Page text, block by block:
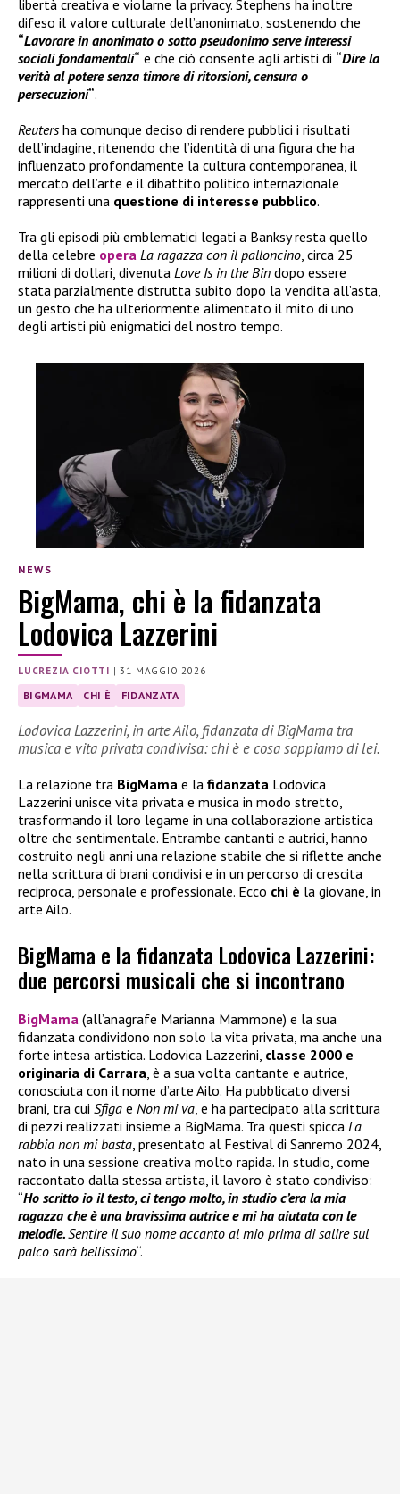
libertà creativa e violarne la privacy. Stephens ha inoltre
difeso il valore culturale dell’anonimato, sostenendo che
“Lavorare in anonimato o sotto pseudonimo serve interessi
sociali fondamentali“ e che ciò consente agli artisti di “Dire la
verità al potere senza timore di ritorsioni, censura o
persecuzioni“.
Reutersha comunque deciso di rendere pubblici i risultati
dell’indagine, ritenendo che l’identità di una figura che ha
influenzato profondamente la cultura contemporanea, il
mercato dell’arte e il dibattito politico internazionale
rappresenti una questione di interesse pubblico.
Tra gli episodi più emblematici legati a Banksy resta quello
della celebre opera La ragazza con il palloncino, circa 25
milioni di dollari, divenuta Love Is in the Bin dopo essere
stata parzialmente distrutta subito dopo la vendita all’asta,
un gesto che ha ulteriormente alimentato il mito di uno
degli artisti più enigmatici del nostro tempo.
NEWS
BigMama, chi è la fidanzata
Lodovica Lazzerini
LUCREZIA CIOTTI |31 MAGGIO 2026
BIGMAMA CHI È FIDANZATA
Lodovica Lazzerini, in arte Ailo, fidanzata di BigMama tra
musica e vita privata condivisa: chi è e cosa sappiamo di lei.
La relazione tra BigMama e la fidanzata Lodovica
Lazzerini unisce vita privata e musica in modo stretto,
trasformando il loro legame in una collaborazione artistica
oltre che sentimentale. Entrambe cantanti e autrici, hanno
costruito negli anni una relazione stabile che si riflette anche
nella scrittura di brani condivisi e in un percorso di crescita
reciproca, personale e professionale. Ecco chi è la giovane, in
arte Ailo.
BigMama e la fidanzata Lodovica Lazzerini:
due percorsi musicali che si incontrano
BigMama (all’anagrafe Marianna Mammone) e la sua
fidanzata condividono non solo la vita privata, ma anche una
forte intesa artistica. Lodovica Lazzerini, classe 2000 e
originaria di Carrara , è a sua volta cantante e autrice,
conosciuta con il nome d’arte Ailo. Ha pubblicato diversi
brani, tra cui Sfiga e Non mi va , e ha partecipato alla scrittura
di pezzi realizzati insieme a BigMama. Tra questi spicca La
rabbia non mi basta , presentato al Festival di Sanremo 2024,
nato in una sessione creativa molto rapida. In studio, come
raccontato dalla stessa artista, il lavoro è stato condiviso:
“Ho scritto io il testo, ci tengo molto, in studio c’era la mia
ragazza che è una bravissima autrice e mi ha aiutata con le
melodie.Sentire il suo nome accanto al mio prima di salire sul
palco sarà bellissimo“.